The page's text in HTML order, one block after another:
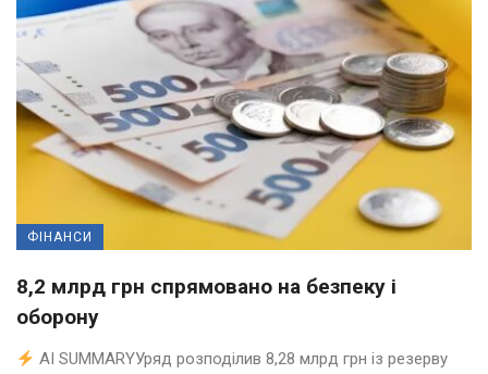
ФІНАНСИ
8,2 млрд грн спрямовано на безпеку і
оборону
AI SUMMARYУряд розподілив 8,28 млрд грн із резерву